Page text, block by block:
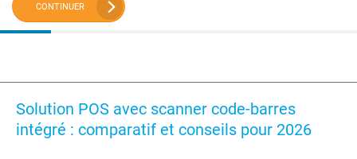
CONTINUER
Solution POS avec scanner code-barres
intégré : comparatif et conseils pour 2026